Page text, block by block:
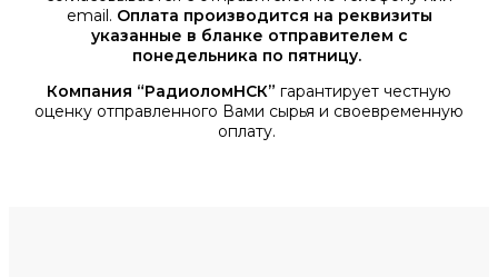
email. Оплата производится на реквизиты
указанные в бланке отправителем с
понедельника по пятницу.
Компания “РадиоломНСК” гарантирует честную
оценку отправленного Вами сырья и своевременную
оплату.